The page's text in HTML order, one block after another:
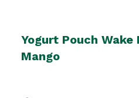
Yogurt Pouch Wake
Mango